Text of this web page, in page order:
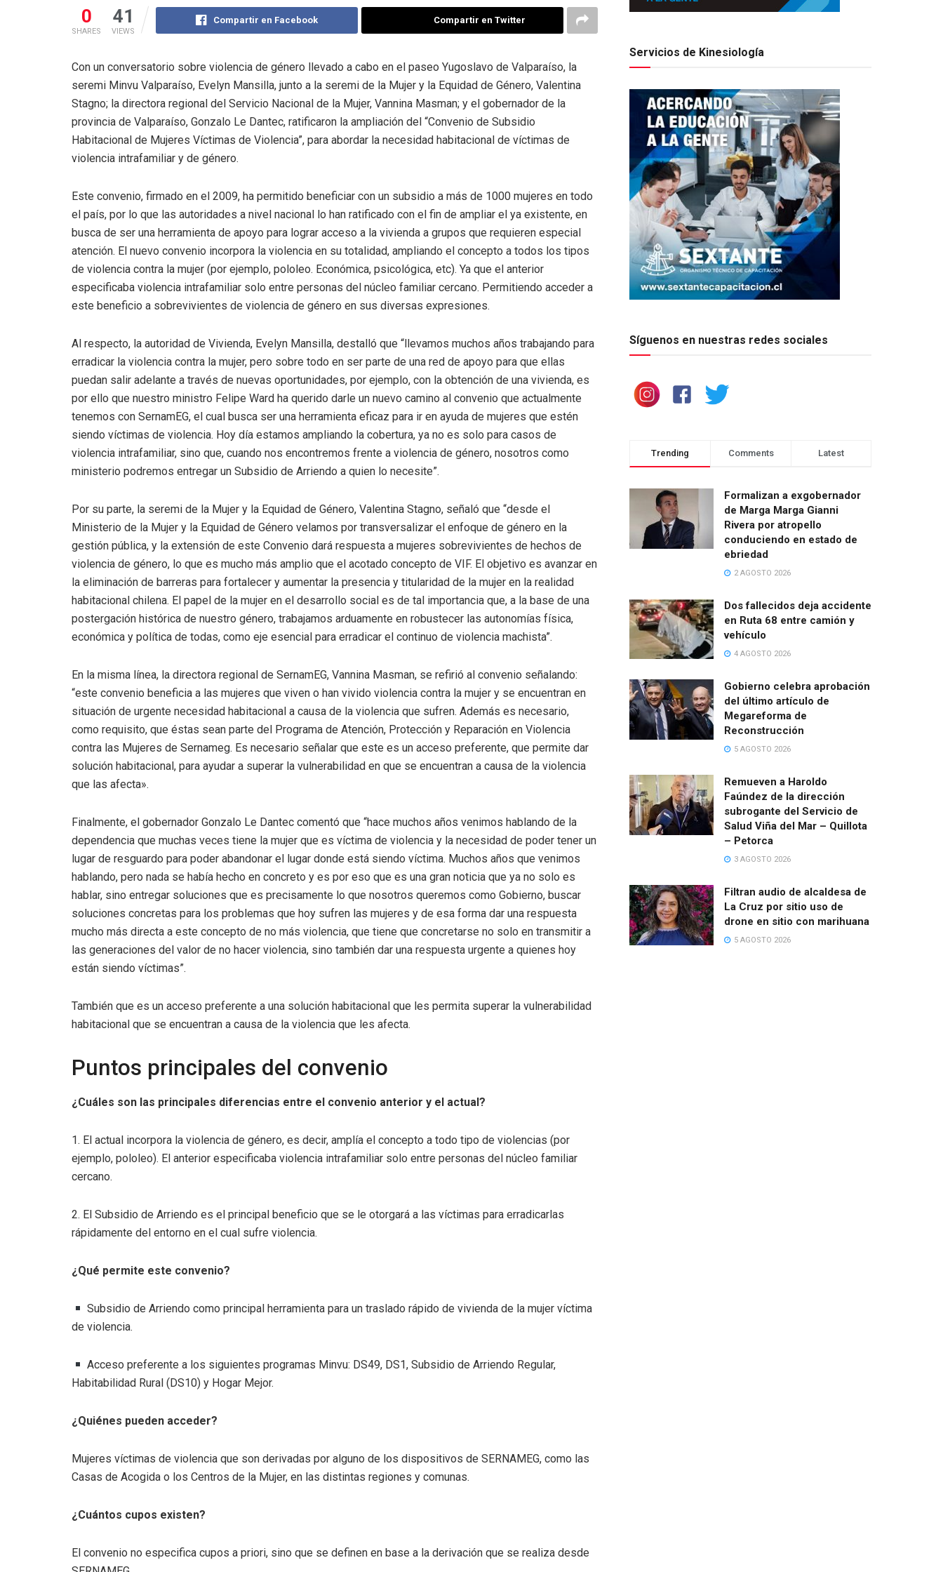
0
SHARES
41
VIEWS
Compartir en Facebook Compartir en Twitter
Con un conversatorio sobre violencia de género llevado a cabo en el paseo Yugoslavo de Valparaíso, la
seremi Minvu Valparaíso, Evelyn Mansilla, junto a la seremi de la Mujer y la Equidad de Género, Valentina
Stagno; la directora regional del Servicio Nacional de la Mujer, Vannina Masman; y el gobernador de la
provincia de Valparaíso, Gonzalo Le Dantec, ratificaron la ampliación del “Convenio de Subsidio
Habitacional de Mujeres Víctimas de Violencia”, para abordar la necesidad habitacional de víctimas de
violencia intrafamiliar y de género.
Este convenio, firmado en el 2009, ha permitido beneficiar con un subsidio a más de 1000 mujeres en todo
el país, por lo que las autoridades a nivel nacional lo han ratificado con el fin de ampliar el ya existente, en
busca de ser una herramienta de apoyo para lograr acceso a la vivienda a grupos que requieren especial
atención. El nuevo convenio incorpora la violencia en su totalidad, ampliando el concepto a todos los tipos
de violencia contra la mujer (por ejemplo, pololeo. Económica, psicológica, etc). Ya que el anterior
especificaba violencia intrafamiliar solo entre personas del núcleo familiar cercano. Permitiendo acceder a
este beneficio a sobrevivientes de violencia de género en sus diversas expresiones.
Al respecto, la autoridad de Vivienda, Evelyn Mansilla, destalló que “llevamos muchos años trabajando para
erradicar la violencia contra la mujer, pero sobre todo en ser parte de una red de apoyo para que ellas
puedan salir adelante a través de nuevas oportunidades, por ejemplo, con la obtención de una vivienda, es
por ello que nuestro ministro Felipe Ward ha querido darle un nuevo camino al convenio que actualmente
tenemos con SernamEG, el cual busca ser una herramienta eficaz para ir en ayuda de mujeres que estén
siendo víctimas de violencia. Hoy día estamos ampliando la cobertura, ya no es solo para casos de
violencia intrafamiliar, sino que, cuando nos encontremos frente a violencia de género, nosotros como
ministerio podremos entregar un Subsidio de Arriendo a quien lo necesite”.
Por su parte, la seremi de la Mujer y la Equidad de Género, Valentina Stagno, señaló que “desde el
Ministerio de la Mujer y la Equidad de Género velamos por transversalizar el enfoque de género en la
gestión pública, y la extensión de este Convenio dará respuesta a mujeres sobrevivientes de hechos de
violencia de género, lo que es mucho más amplio que el acotado concepto de VIF. El objetivo es avanzar en
la eliminación de barreras para fortalecer y aumentar la presencia y titularidad de la mujer en la realidad
habitacional chilena. El papel de la mujer en el desarrollo social es de tal importancia que, a la base de una
postergación histórica de nuestro género, trabajamos arduamente en robustecer las autonomías física,
económica y política de todas, como eje esencial para erradicar el continuo de violencia machista”.
En la misma línea, la directora regional de SernamEG, Vannina Masman, se refirió al convenio señalando:
“este convenio beneficia a las mujeres que viven o han vivido violencia contra la mujer y se encuentran en
situación de urgente necesidad habitacional a causa de la violencia que sufren. Además es necesario,
como requisito, que éstas sean parte del Programa de Atención, Protección y Reparación en Violencia
contra las Mujeres de Sernameg. Es necesario señalar que este es un acceso preferente, que permite dar
solución habitacional, para ayudar a superar la vulnerabilidad en que se encuentran a causa de la violencia
que las afecta».
Finalmente, el gobernador Gonzalo Le Dantec comentó que “hace muchos años venimos hablando de la
dependencia que muchas veces tiene la mujer que es víctima de violencia y la necesidad de poder tener un
lugar de resguardo para poder abandonar el lugar donde está siendo víctima. Muchos años que venimos
hablando, pero nada se había hecho en concreto y es por eso que es una gran noticia que ya no solo es
hablar, sino entregar soluciones que es precisamente lo que nosotros queremos como Gobierno, buscar
soluciones concretas para los problemas que hoy sufren las mujeres y de esa forma dar una respuesta
mucho más directa a este concepto de no más violencia, que tiene que concretarse no solo en transmitir a
las generaciones del valor de no hacer violencia, sino también dar una respuesta urgente a quienes hoy
están siendo víctimas”.
También que es un acceso preferente a una solución habitacional que les permita superar la vulnerabilidad
habitacional que se encuentran a causa de la violencia que les afecta.
Puntos principales del convenio
¿Cuáles son las principales diferencias entre el convenio anterior y el actual?
1. El actual incorpora la violencia de género, es decir, amplía el concepto a todo tipo de violencias (por
ejemplo, pololeo). El anterior especificaba violencia intrafamiliar solo entre personas del núcleo familiar
cercano.
2. El Subsidio de Arriendo es el principal beneficio que se le otorgará a las víctimas para erradicarlas
rápidamente del entorno en el cual sufre violencia.
¿Qué permite este convenio?
Subsidio de Arriendo como principal herramienta para un traslado rápido de vivienda de la mujer víctima
de violencia.
Acceso preferente a los siguientes programas Minvu: DS49, DS1, Subsidio de Arriendo Regular,
Habitabilidad Rural (DS10) y Hogar Mejor.
¿Quiénes pueden acceder?
Mujeres víctimas de violencia que son derivadas por alguno de los dispositivos de SERNAMEG, como las
Casas de Acogida o los Centros de la Mujer, en las distintas regiones y comunas.
¿Cuántos cupos existen?
El convenio no especifica cupos a priori, sino que se definen en base a la derivación que se realiza desde
Servicios de Kinesiología
Síguenos en nuestras redes sociales
Trending Comments Latest
Formalizan a exgobernador
de Marga Marga Gianni
Rivera por atropello
conduciendo en estado de
ebriedad
2 AGOSTO 2026
Dos fallecidos deja accidente
en Ruta 68 entre camión y
vehículo
4 AGOSTO 2026
Gobierno celebra aprobación
del último artículo de
Megareforma de
Reconstrucción
5 AGOSTO 2026
Remueven a Haroldo
Faúndez de la dirección
subrogante del Servicio de
Salud Viña del Mar – Quillota
– Petorca
3 AGOSTO 2026
Filtran audio de alcaldesa de
La Cruz por sitio uso de
drone en sitio con marihuana
5 AGOSTO 2026